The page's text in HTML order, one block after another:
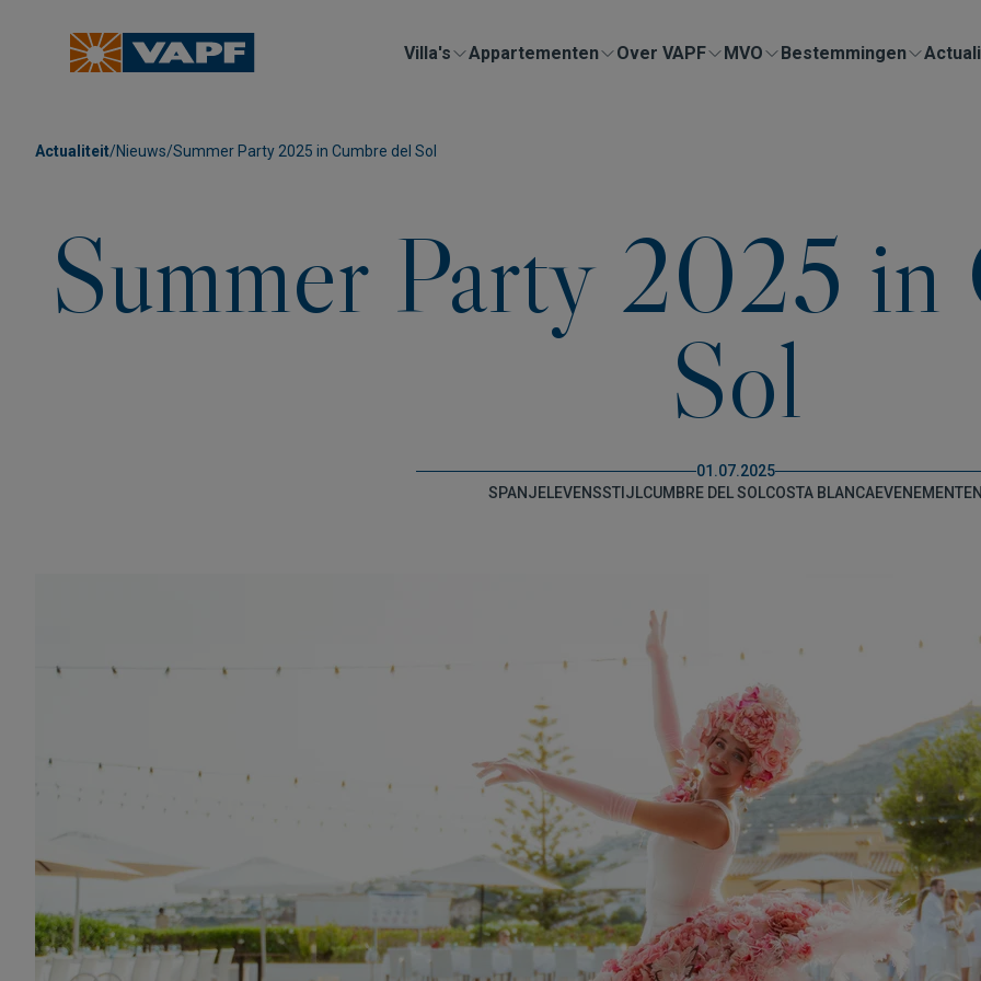
Villa's Appartementen Over VAPF MVO Bestemmingen
Actualiteit/Nieuws/Summer Party 2025 in Cumbre del Sol
Summer Party 2025 in
Sol
01.07.2025
SPANJELEVENSSTIJLCUMBRE DEL SOLCOSTA BLANCA